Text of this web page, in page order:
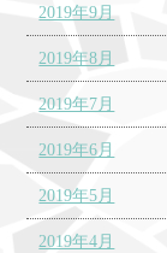
2019年9月
2019年8月
2019年7月
2019年6月
2019年5月
2019年4月